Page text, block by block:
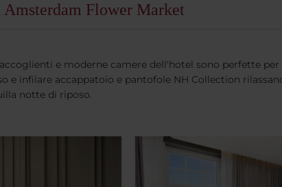
Flower Market
e moderne camere dell'hotel sono perfette per
e infilare accappatoio e pantofole NH Collection
notte di riposo.